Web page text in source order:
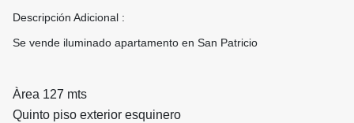
Descripción Adicional :
Se vende iluminado apartamento en San Patricio
Àrea 127 mts
Quinto piso exterior esquinero